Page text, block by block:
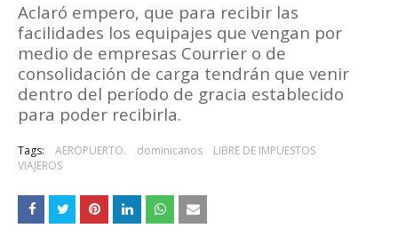
Aclaró empero, que para recibir las
facilidades los equipajes que vengan por
medio de empresas Courrier o de
consolidación de carga tendrán que venir
dentro del período de gracia establecido
para poder recibirla.
Tags: AEROPUERTO. dominicanos
LIBRE DE IMPUESTOS
VIAJEROS